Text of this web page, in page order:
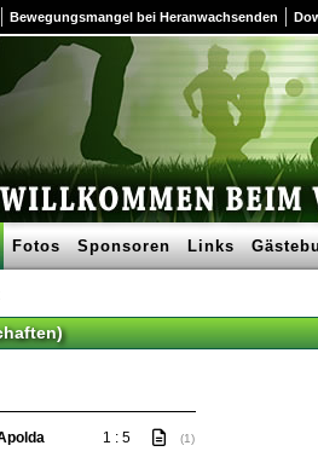
Bewegungsmangel bei Heranwachsenden
Fotos Sponsoren Links
1 : 5 (1)